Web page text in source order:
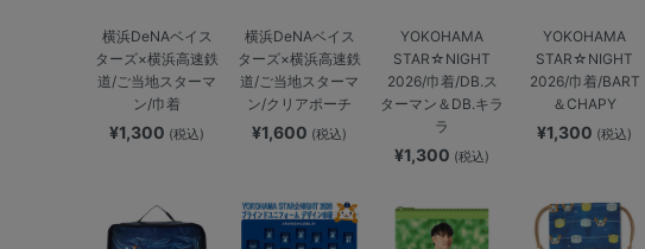
横浜DeNAベイス
ターズ×横浜高速鉄
道/ご当地スターマ
ン/巾着
¥1,300 (税込)
横浜DeNAベイス
ターズ×横浜高速鉄
道/ご当地スターマ
ン/クリアポーチ
¥1,600 (税込)
YOKOHAMA
STAR☆NIGHT
2026/巾着/DB.ス
ターマン＆DB.キラ
ラ
¥1,300 (税込)
YOKOHAMA
STAR☆NIGHT
2026/巾着/BART
＆CHAPY
¥1,300 (税込)